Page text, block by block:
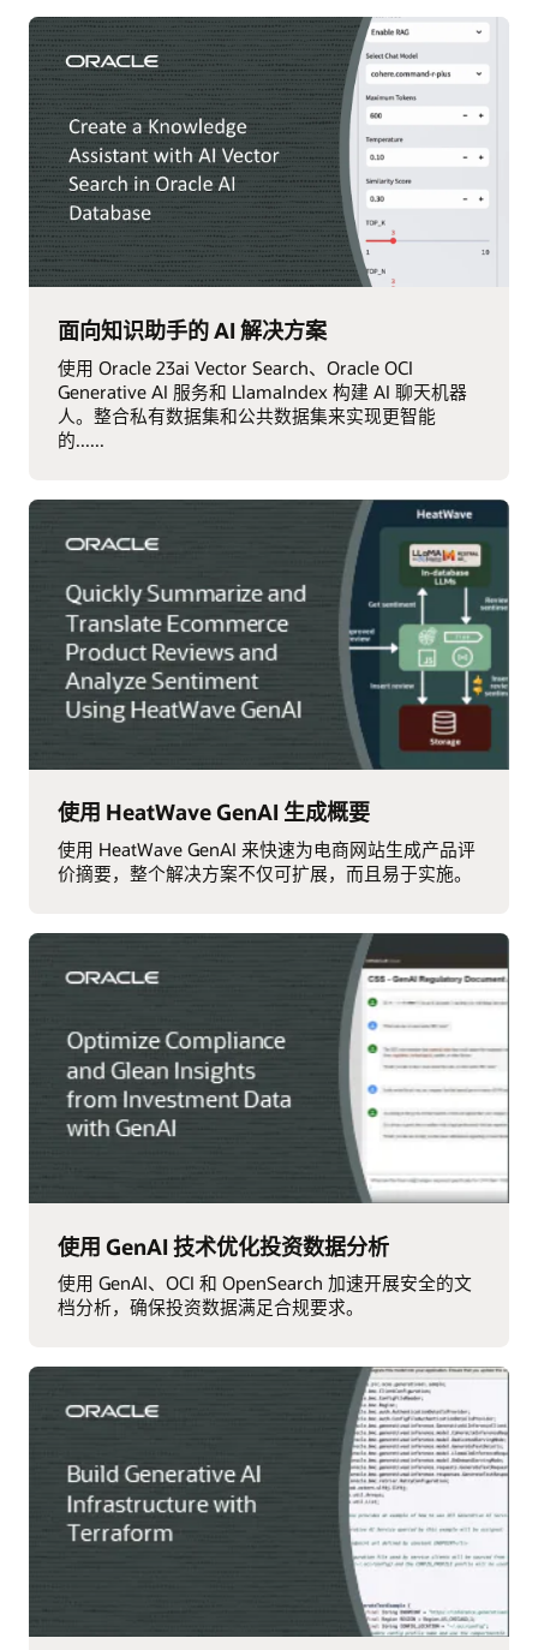
面向知识助手的 AI 解决方案
使用 Oracle 23ai Vector Search、Oracle OCI
Generative AI 服务和 LlamaIndex 构建 AI 聊天机器
人。整合私有数据集和公共数据集来实现更智能
的......
使用 HeatWave GenAI 生成概要
使用 HeatWave GenAI 来快速为电商网站生成产品评
价摘要，整个解决方案不仅可扩展，而且易于实施。
使用 GenAI 技术优化投资数据分析
使用 GenAI、OCI 和 OpenSearch 加速开展安全的文
档分析，确保投资数据满足合规要求。